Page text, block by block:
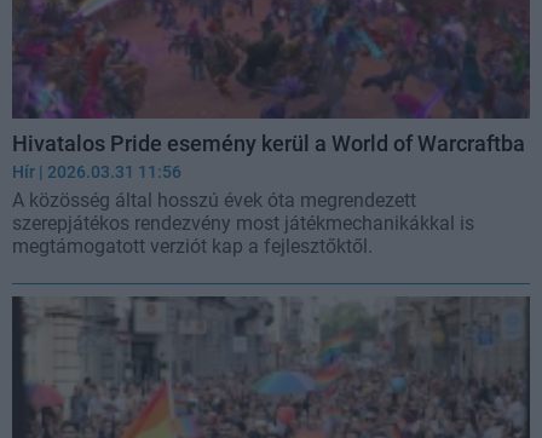
Hivatalos Pride esemény kerül a World of Warcraftba
Hír | 2026.03.31 11:56
A közösség által hosszú évek óta megrendezett
szerepjátékos rendezvény most játékmechanikákkal is
megtámogatott verziót kap a fejlesztőktől.